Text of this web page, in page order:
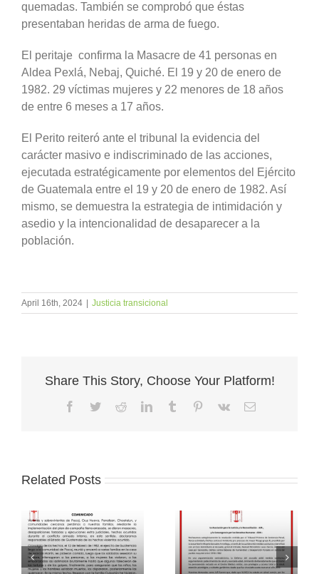
quemadas. También se comprobó que éstas
presentaban heridas de arma de fuego.
El peritaje confirma la Masacre de 41 personas en
Aldea Pexlá, Nebaj, Quiché. El 19 y 20 de enero de
1982. 29 víctimas mujeres y 22 menores de 18 años
de entre 6 meses a 17 años.
El Perito reiteró ante el tribunal la evidencia del
carácter masivo e indiscriminado de las acciones,
ejecutada estratégicamente por elementos del Ejército
de Guatemala entre el 19 y 20 de enero de 1982. Así
mismo, se demuestra la estrategia de intimidación y
asedio y la intencionalidad de desaparecer a la
población.
April 16th, 2024 Justicia transicional
Share This Story, Choose Your Platform!
Facebook
TwitterRedditLinkedInTumblr Pinterest
Vk Email
Related Posts